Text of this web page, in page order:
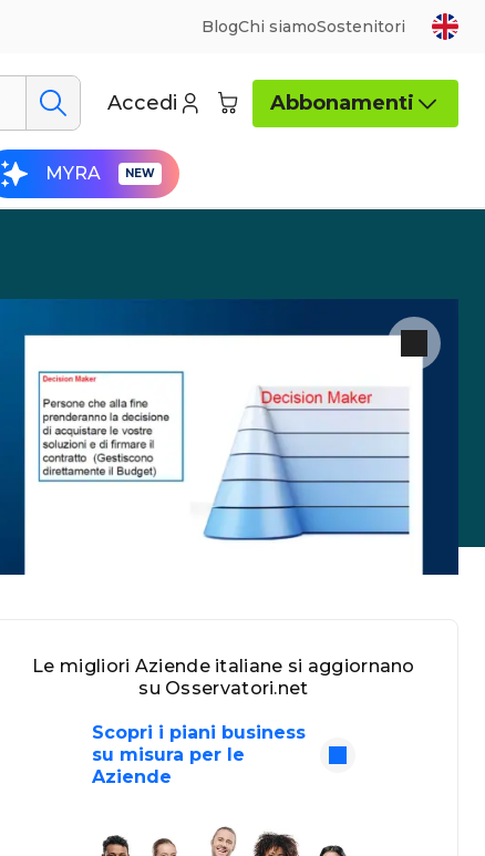
BlogChi siamoSostenitori
Accedi Abbonamenti
MYRA
Le migliori Aziende italiane si aggiornano
su Osservatori.net
Scopri i piani business
su misura per le
Aziende